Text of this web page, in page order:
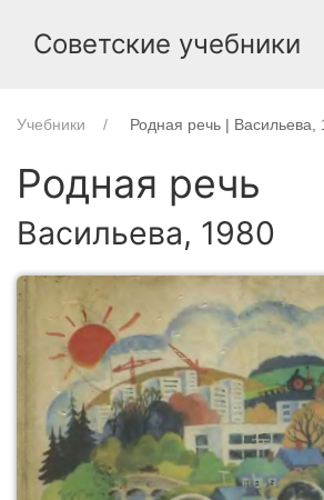
Советские учебники
Учебники Родная речь | Васильева,
Родная речь
Васильева, 1980